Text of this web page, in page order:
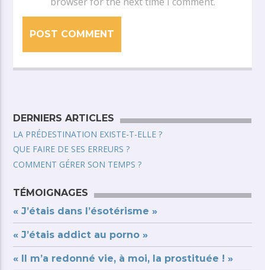
DERNIERS ARTICLES
LA PRÉDESTINATION EXISTE-T-ELLE ?
QUE FAIRE DE SES ERREURS ?
COMMENT GÉRER SON TEMPS ?
TÉMOIGNAGES
« J’étais dans l’ésotérisme »
« J’étais addict au porno »
« Il m’a redonné vie, à moi, la prostituée ! »